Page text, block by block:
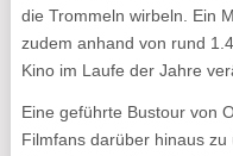
die Trommeln wirbeln. Ein
zudem anhand von rund
Kino im Laufe der Jahre
Eine geführte Bustour von
Filmfans darüber hinaus